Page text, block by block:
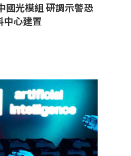
國光模組 研調示警恐
中心建置